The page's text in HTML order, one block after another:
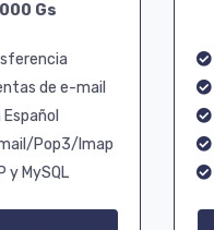
Gs
de e-mail
Pop3/Imap
y MySQL